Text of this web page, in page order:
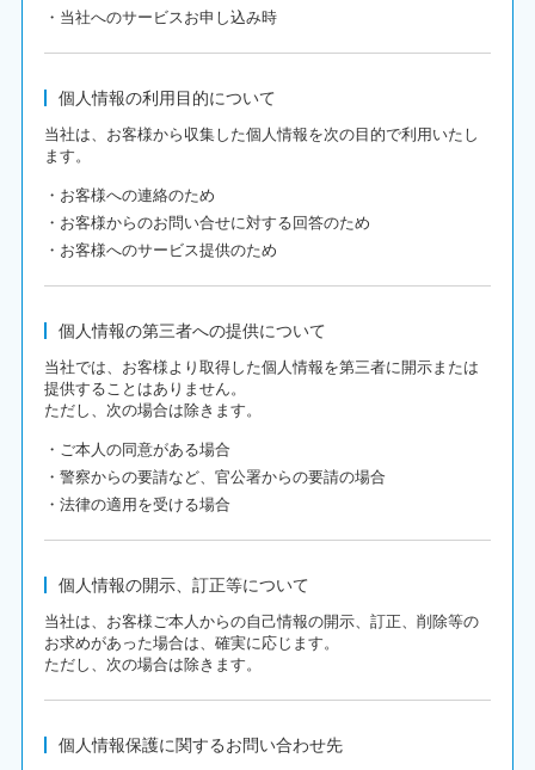
・当社へのサービスお申し込み時
個人情報の利用目的について
当社は、お客様から収集した個人情報を次の目的で利用いたし
ます。
・お客様への連絡のため
・お客様からのお問い合せに対する回答のため
・お客様へのサービス提供のため
個人情報の第三者への提供について
当社では、お客様より取得した個人情報を第三者に開示または
提供することはありません。
ただし、次の場合は除きます。
・ご本人の同意がある場合
・警察からの要請など、官公署からの要請の場合
・法律の適用を受ける場合
個人情報の開示、訂正等について
当社は、お客様ご本人からの自己情報の開示、訂正、削除等の
お求めがあった場合は、確実に応じます。
ただし、次の場合は除きます。
個人情報保護に関するお問い合わせ先